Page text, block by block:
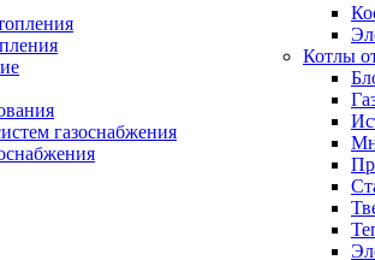
газоснабжения
Котлы